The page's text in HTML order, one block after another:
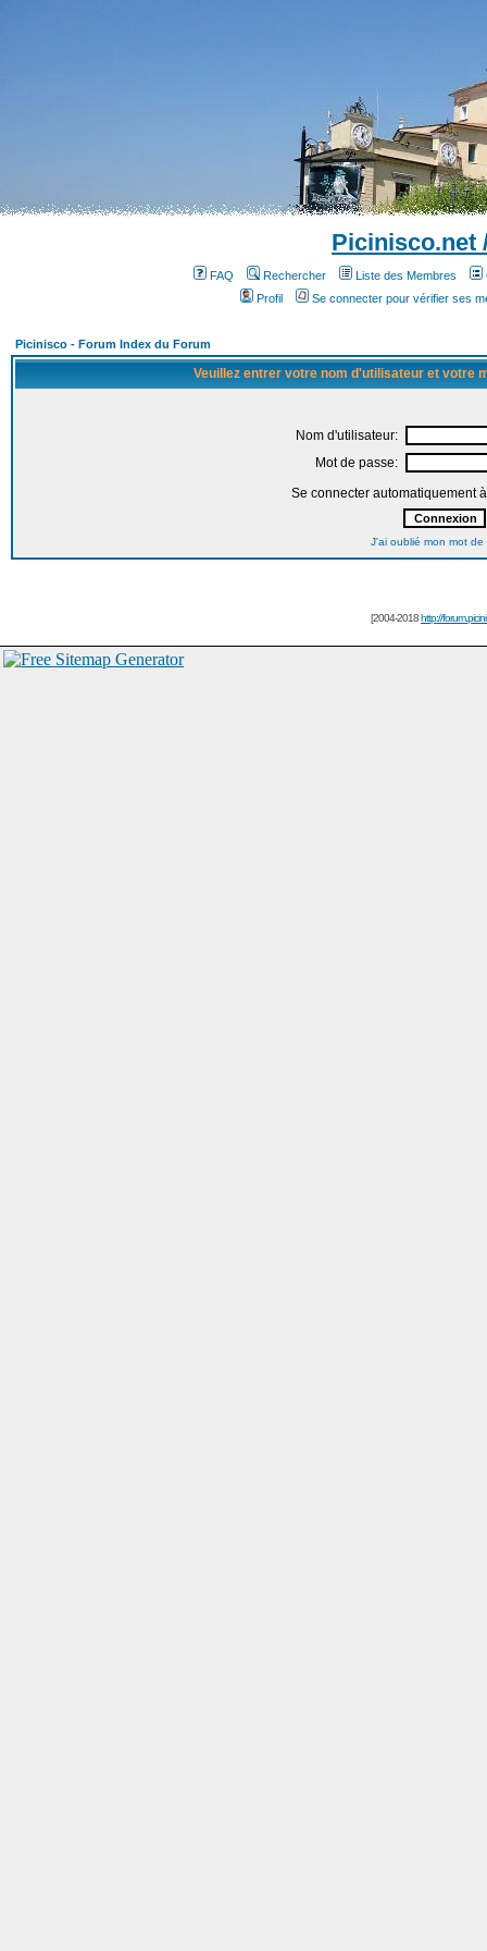
Picinisco.net
FAQ Rechercher Liste des Membres
Profil
Se connecter pour vérifier ses
Picinisco - Forum Index du Forum
Veuillez entrer votre nom d'utilisateur et votre
Nom d'utilisateur:
Mot de passe:
Se connecter automatiquement
J'ai oublié mon mot de
[2004-2018http://